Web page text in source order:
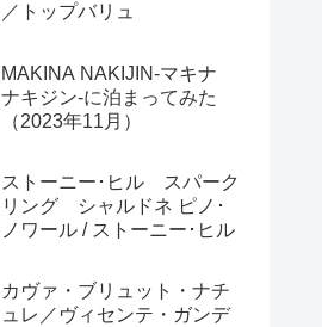
／トップバリュ
MAKINA NAKIJIN-マキナ
ナキジン-に泊まってみた
（2023年11月）
ストーニー･ヒル スパーク
リング シャルドネ ピノ･
ノワール / ストーニー･ヒル
カヴァ・ブリュット・ナチ
ュレ／ヴィセンテ・ガンデ